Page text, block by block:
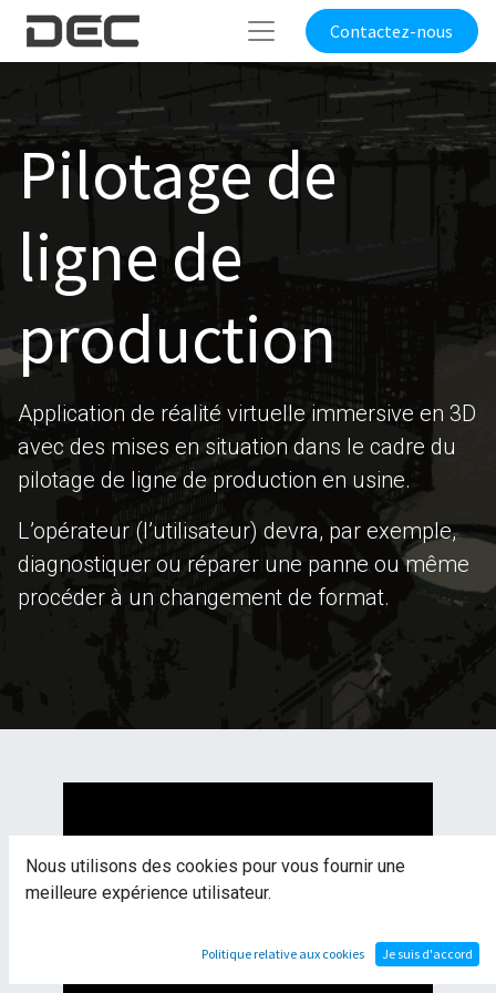
Contactez-nous
Pilotage de
ligne de
production
Application de réalité virtuelle immersive en 3D
avec des mises en situation dans le cadre du
pilotage de ligne de production en usine.
L’opérateur (l’utilisateur) devra, par exemple,
diagnostiquer ou réparer une panne ou même
procéder à un changement de format.
Nous utilisons des cookies pour vous fournir une
meilleure expérience utilisateur.
Politique relative aux cookies Je suis d'accord